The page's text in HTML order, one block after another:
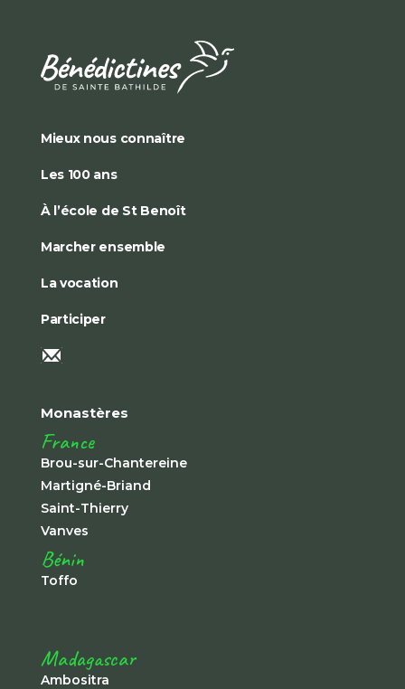
Mieux nous connaître
Les 100 ans
À l’école de St Benoît
Marcher ensemble
La vocation
Participer
Monastères
France
Brou-sur-Chantereine
Martigné-Briand
Saint-Thierry
Vanves
Bénin
Toffo
Madagascar
Ambositra